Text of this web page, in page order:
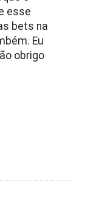
esse
bets na
Eu
obrigo